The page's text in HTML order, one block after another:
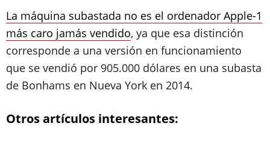
La máquina subastada no es el ordenador Apple-1
más caro jamás vendido, ya que esa distinción
corresponde a una versión en funcionamiento
que se vendió por 905.000 dólares en una subasta
de Bonhams en Nueva York en 2014.
Otros artículos interesantes: